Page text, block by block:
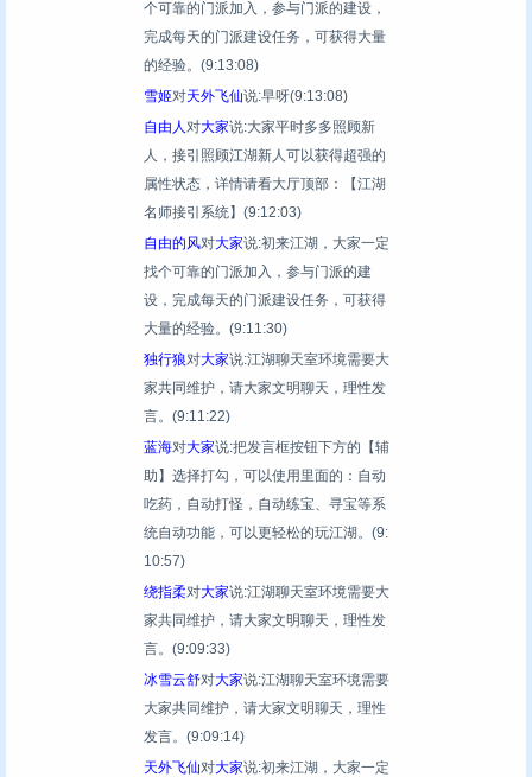
个可靠的门派加入，参与门派的建设，
完成每天的门派建设任务，可获得大量
的经验。 (9:13:08)
雪姬对天外飞仙说:早呀(9:13:08)
自由人对大家说:大家平时多多照顾新
人，接引照顾江湖新人可以获得超强的
属性状态，详情请看大厅顶部：【江湖
名师接引系统】 (9:12:03)
自由的风对大家说:初来江湖，大家一定
找个可靠的门派加入，参与门派的建
设，完成每天的门派建设任务，可获得
大量的经验。 (9:11:30)
独行狼对大家说:江湖聊天室环境需要大
家共同维护，请大家文明聊天，理性发
言。 (9:11:22)
蓝海对大家说:把发言框按钮下方的【辅
助】选择打勾，可以使用里面的：自动
吃药，自动打怪，自动练宝、寻宝等系
统自动功能，可以更轻松的玩江湖。 (9:
10:57)
绕指柔对大家说:江湖聊天室环境需要大
家共同维护，请大家文明聊天，理性发
言。 (9:09:33)
冰雪云舒对大家说:江湖聊天室环境需要
大家共同维护，请大家文明聊天，理性
发言。 (9:09:14)
天外飞仙对大家说:初来江湖，大家一定